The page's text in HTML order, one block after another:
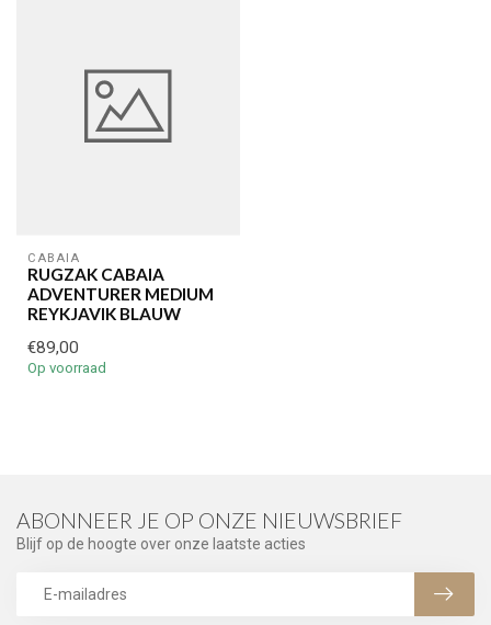
CABAIA
RUGZAK CABAIA
ADVENTURER MEDIUM
REYKJAVIK BLAUW
€89,00
Op voorraad
ABONNEER JE OP ONZE NIEUWSBRIEF
Blijf op de hoogte over onze laatste acties